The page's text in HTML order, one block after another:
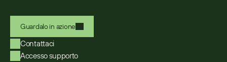
Guardalo in azione
Contattaci
Accesso supporto